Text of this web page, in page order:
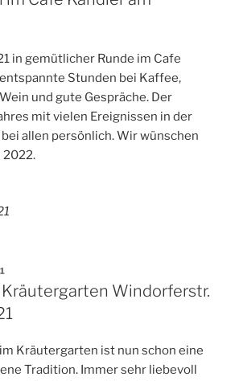
in gemütlicher Runde im Cafe
Stunden bei Kaffee,
und gute Gespräche. Der
mit vielen Ereignissen in der
allen persönlich. Wir wünschen
2022.
Windorferstr.
Kräutergarten ist nun schon eine
Tradition. Immer sehr liebevoll